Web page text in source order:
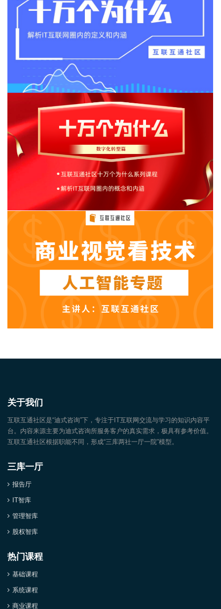
关于我们
互联互通社区是“迪式咨询”下，专注于IT互联网交流与学习的知识内容平
台。内容来源主要为迪式咨询所服务客户的真实需求，极具有参考价值。
互联互通社区根据职能不同，形成“三库两社一厅一院”模型。
三库一厅
报告厅
IT智库
管理智库
股权智库
热门课程
基础课程
系统课程
商业课程